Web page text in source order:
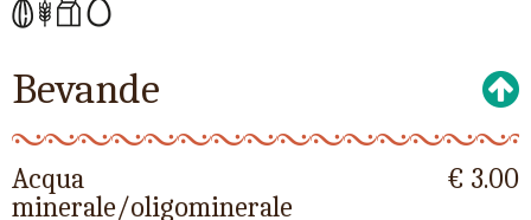
Bevande
Acqua
minerale/oligominerale
€ 3.00